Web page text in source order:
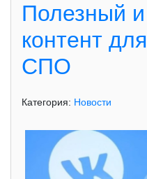
Полезный
контент
СПО
Категория: Новости